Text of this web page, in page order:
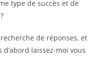
type de succès et de
de réponses, et
laissez-moi vous